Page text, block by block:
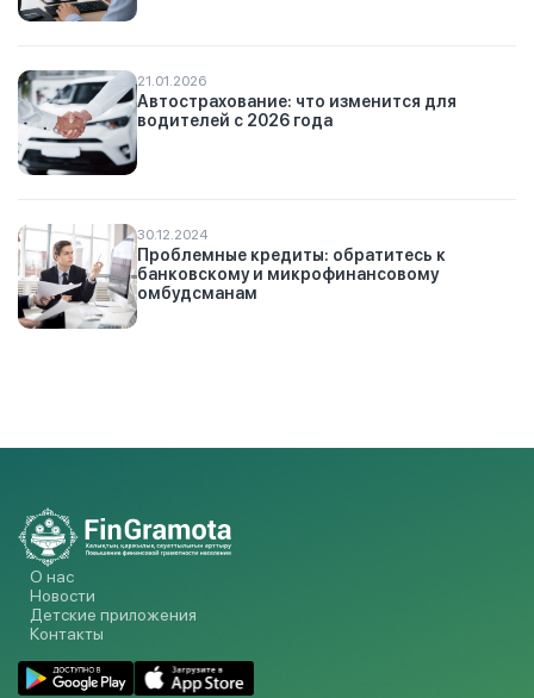
21.01.2026
Автострахование: что изменится для
водителей с 2026 года
30.12.2024
Проблемные кредиты: обратитесь к
банковскому и микрофинансовому
омбудсманам
О нас
Новости
Детские приложения
Контакты